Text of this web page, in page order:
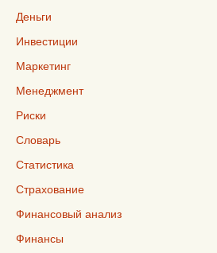
Деньги
Инвестиции
Маркетинг
Менеджмент
Риски
Словарь
Статистика
Страхование
Финансовый анализ
Финансы